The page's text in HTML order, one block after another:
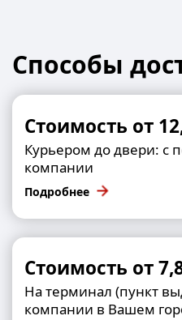
Способы
Стоимость от
Курьером до двери: с
компании
Подробнее
Стоимость от
На терминал (пункт
компании в Вашем